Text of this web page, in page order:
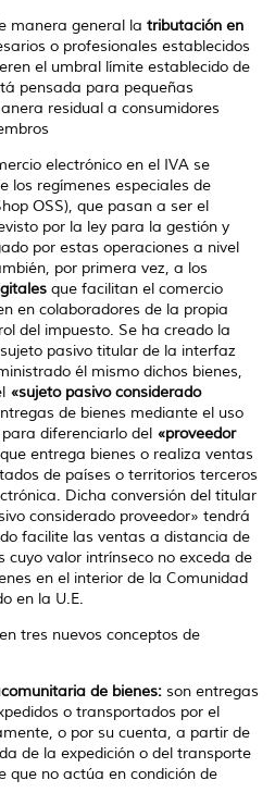
manera general la tributación en
o profesionales establecidos
el umbral límite establecido de
pensada para pequeñas
residual a consumidores
electrónico en el IVA se
los regímenes especiales de
OSS), que pasan a ser el
por la ley para la gestión y
por estas operaciones a nivel
por primera vez, a los
que facilitan el comercio
en colaboradores de la propia
del impuesto. Se ha creado la
pasivo titu­lar de la interfaz
él mismo dichos bienes,
«sujeto pasivo considerado
de bienes mediante el uso
diferenciarlo del «proveedor
entrega bienes o realiza ventas
de paí­ses o territorios terceros
Dicha conversión del titular
considerado proveedor» tendrá
facilite las ventas a distancia de
cuyo valor intrínseco no exce­da de
en el interior de la Comunidad
en la U.E.
tres nuevos conceptos de
de bienes: son entregas
o transportados por el
o por su cuenta, a partir de
de la expedición o del transporte
que no actúa en condición de